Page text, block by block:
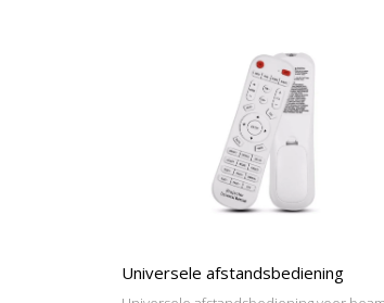
Universele afstandsbediening